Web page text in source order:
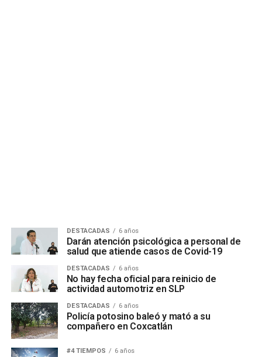
DESTACADAS 6 años
Darán atención psicológica a personal de
salud que atiende casos de Covid-19
DESTACADAS 6 años
No hay fecha oficial para reinicio de
actividad automotriz en SLP
DESTACADAS 6 años
Policía potosino baleó y mató a su
compañero en Coxcatlán
#4 TIEMPOS 6 años